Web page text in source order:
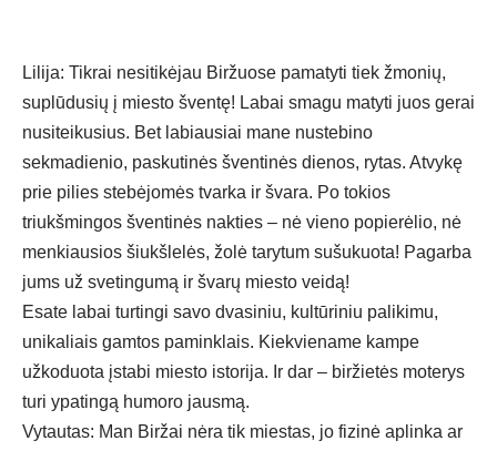
Lilija: Tikrai nesitikėjau Biržuose pamatyti tiek žmonių,
suplūdusių į miesto šventę! Labai smagu matyti juos gerai
nusiteikusius. Bet labiausiai mane nustebino
sekmadienio, paskutinės šventinės dienos, rytas. Atvykę
prie pilies stebėjomės tvarka ir švara. Po tokios
triukšmingos šventinės nakties – nė vieno popierėlio, nė
menkiausios šiukšlelės, žolė tarytum sušukuota! Pagarba
jums už svetingumą ir švarų miesto veidą!
Esate labai turtingi savo dvasiniu, kultūriniu palikimu,
unikaliais gamtos paminklais. Kiekviename kampe
užkoduota įstabi miesto istorija. Ir dar – biržietės moterys
turi ypatingą humoro jausmą.
Vytautas: Man Biržai nėra tik miestas, jo fizinė aplinka ar